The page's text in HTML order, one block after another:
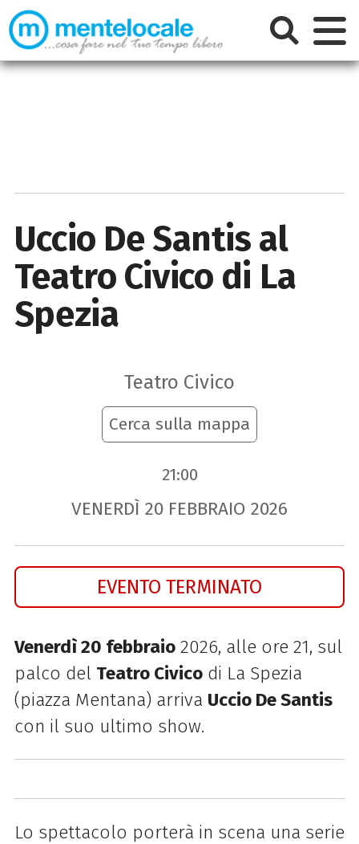
Uccio De Santis al
Teatro Civico di La
Spezia
Teatro Civico
Cerca sulla mappa
21:00
VENERDÌ 20 FEBBRAIO 2026
EVENTO TERMINATO
Venerdì 20 febbraio2026, alle ore 21, sul
palco del Teatro Civicodi La Spezia
(piazza Mentana) arriva Uccio De Santis
con il suo ultimo show.
Lo spettacolo porterà in scena una serie